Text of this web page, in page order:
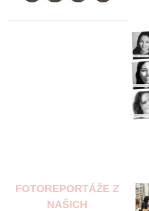
FOTOREPORTÁŽE Z
NAŠICH